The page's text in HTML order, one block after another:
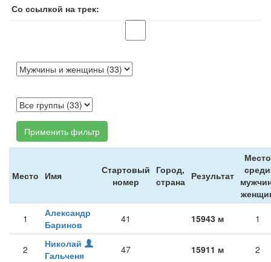
Со ссылкой на трек:
Применить фильтр
Место Имя
Стартовый
номер
Город,
страна Результат
Место
среди
1
Александр
Баринов
41 15943 м 1
2
Николай
Гальченя
47 15911 м 2